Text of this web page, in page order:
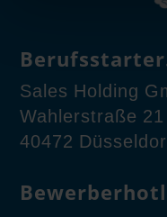
Sales Holding
Wahlerstraße 21
40472